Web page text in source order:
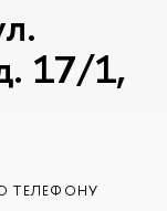
17/1,
ТЕЛЕФОНУ